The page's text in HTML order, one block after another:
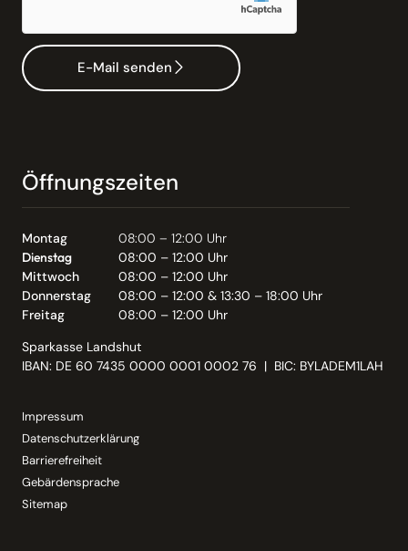
E-Mail senden
Öffnungszeiten
Montag
08:00 – 12:00 Uhr
Dienstag
08:00 – 12:00 Uhr
Mittwoch
08:00 – 12:00 Uhr
Donnerstag
08:00 – 12:00 & 13:30 – 18:00 Uhr
Freitag
08:00 – 12:00 Uhr
Sparkasse Landshut
IBAN: DE 60 7435 0000 0001 0002 76 | BIC: BYLADEM1LAH
Impressum
Datenschutzerklärung
Barrierefreiheit
Gebärdensprache
Sitemap